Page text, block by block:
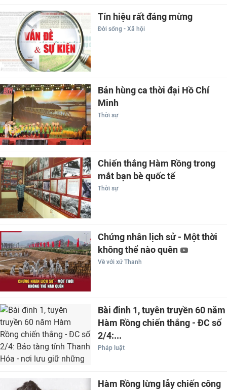
Tín hiệu rất đáng mừng
Đời sống - Xã hội
Bản hùng ca thời đại Hồ Chí
Minh
Thời sự
Chiến thắng Hàm Rồng trong
mắt bạn bè quốc tế
Thời sự
Chứng nhân lịch sử - Một thời
không thể nào quên
Về với xứ Thanh
Bài đinh 1, tuyên truyền 60 năm
Hàm Rồng chiến thắng - ĐC số
2/4:...
Pháp luật
Hàm Rồng lừng lẫy chiến công